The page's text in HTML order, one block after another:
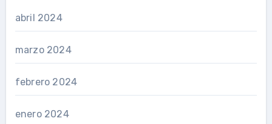
abril 2024
marzo 2024
febrero 2024
enero 2024